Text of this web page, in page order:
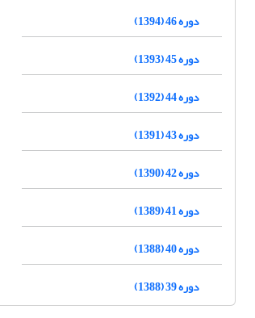
دوره 46 (1394)
دوره 45 (1393)
دوره 44 (1392)
دوره 43 (1391)
دوره 42 (1390)
دوره 41 (1389)
دوره 40 (1388)
دوره 39 (1388)